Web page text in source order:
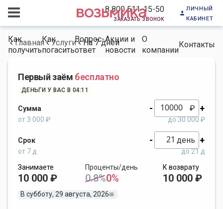
8 800 511-15-50
заказать звонок
личный
кабинет
Как
получить
Как
погасить
Вопрос-
ответ
Акции и
новости
О
компании
Контакты
Главная Услуги На 7 дней
Первый заём бесплатно
ДЕНЬГИ У ВАС В 04:11
Сумма - ₽ +
от 3 000 ₽ до 30 000 ₽
Срок - день +
от 7 д
до 21 д
Занимаете
10 000 ₽
Проценты/день
0.8%0%
К возврату
10 000 ₽
В субботу, 29 августа, 2026